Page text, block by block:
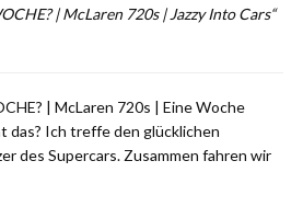
| McLaren 720s | Jazzy Into Cars“
| McLaren 720s | Eine Woche
das? Ich treffe den glücklichen
des Supercars. Zusammen fahren wir